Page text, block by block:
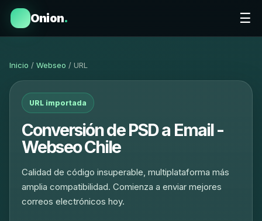
Onion. ☰
Inicio / Webseo / URL
URL importada
Conversión de PSD a Email -
Webseo Chile
Calidad de código insuperable, multiplataforma más
amplia compatibilidad. Comienza a enviar mejores
correos electrónicos hoy.